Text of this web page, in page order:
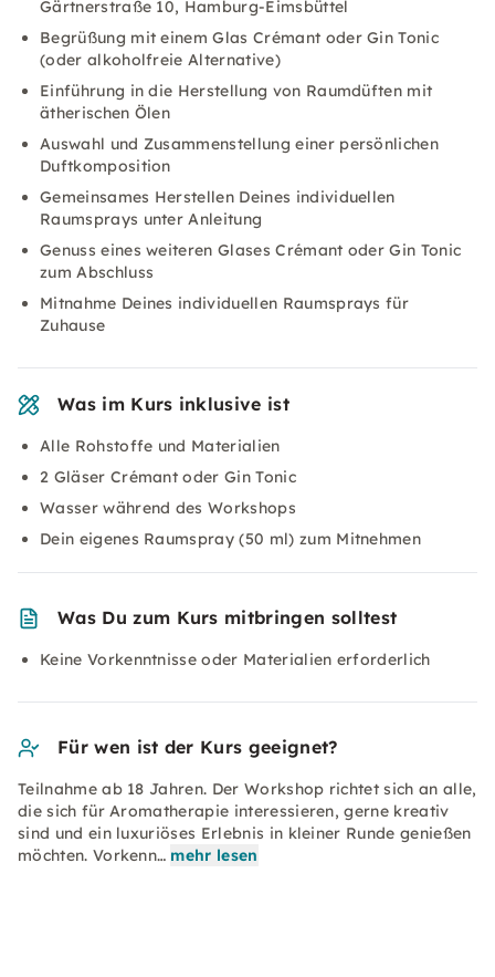
Gärtnerstraße 10, Hamburg-Eimsbüttel
Begrüßung mit einem Glas Crémant oder Gin Tonic
(oder alkoholfreie Alternative)
Einführung in die Herstellung von Raumdüften mit
ätherischen Ölen
Auswahl und Zusammenstellung einer persönlichen
Duftkomposition
Gemeinsames Herstellen Deines individuellen
Raumsprays unter Anleitung
Genuss eines weiteren Glases Crémant oder Gin Tonic
zum Abschluss
Mitnahme Deines individuellen Raumsprays für
Zuhause
Was im Kurs inklusive ist
Alle Rohstoffe und Materialien
2 Gläser Crémant oder Gin Tonic
Wasser während des Workshops
Dein eigenes Raumspray (50 ml) zum Mitnehmen
Was Du zum Kurs mitbringen solltest
Keine Vorkenntnisse oder Materialien erforderlich
Für wen ist der Kurs geeignet?
Teilnahme ab 18 Jahren. Der Workshop richtet sich an alle,
die sich für Aromatherapie interessieren, gerne kreativ
sind und ein luxuriöses Erlebnis in kleiner Runde genießen
möchten. Vorkenn… mehr lesen